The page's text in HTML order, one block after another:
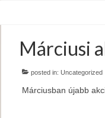
Márciusi
posted in: Uncategorized
Márciusban újabb